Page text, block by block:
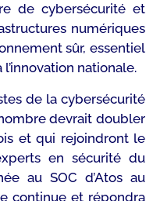
de cybersécurité et
numériques
sûr, essentiel
nationale.
de la cybersécurité
devrait doubler
et qui rejoindront le
en sécurité du
au SOC d’Atos au
continue et répondra